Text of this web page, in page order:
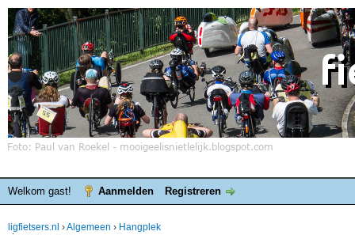
Welkom gast! Aanmelden Registreren
ligfietsers.nl ›Algemeen › Hangplek